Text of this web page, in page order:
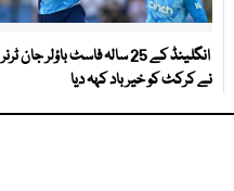
انگلینڈ کے 25 سالہ فاسٹ باؤلر جان ٹرنر
نے کرکٹ کو خیر باد کہہ دیا